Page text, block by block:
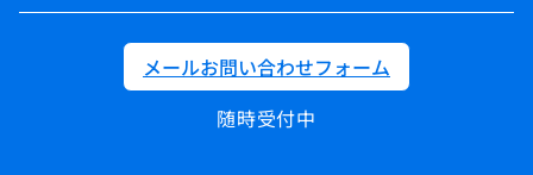
メールお問い合わせフォーム
随時受付中